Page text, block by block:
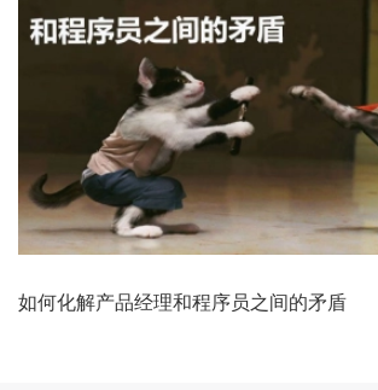
如何化解产品经理和程序员之间的矛盾